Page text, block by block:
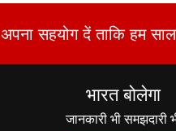
अपना सहयोग दें ताकि हम
भारत बोलेगा
जानकारी भी समझदारी